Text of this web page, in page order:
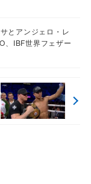
とアンジェロ・レ
、IBF世界フェザー